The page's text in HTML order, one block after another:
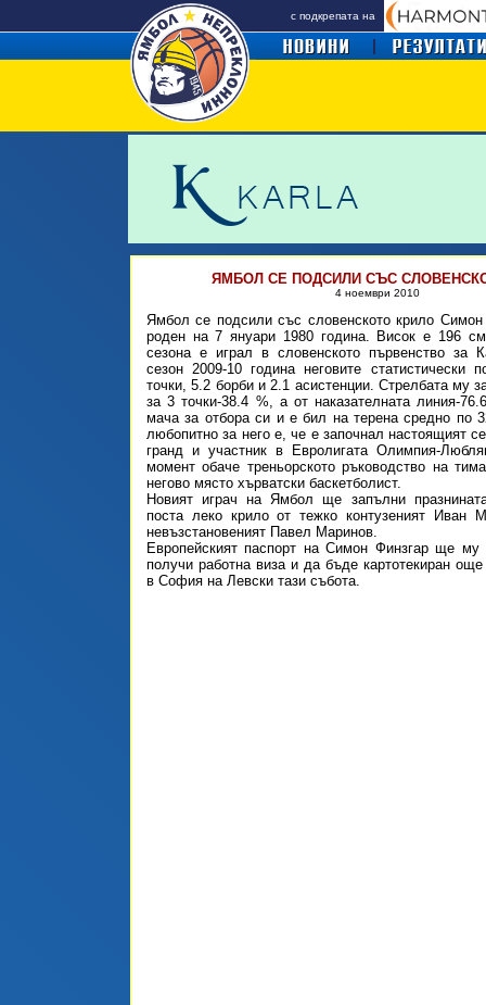
с подкрепата на
ЯМБОЛ СЕ ПОДСИЛИ СЪС
4 ноември 2010
Ямбол се подсили със словенското крило
роден на 7 януари 1980 година. Висок е 196
сезона е играл в словенското първенство за
сезон 2009-10 година неговите статистически
точки, 5.2 борби и 2.1 асистенции. Стрелбата му
за 3 точки-38.4 %, а от наказателната линия-
мача за отбора си и е бил на терена средно по
любопитно за него е, че е започнал настоящият
гранд и участник в Евролигата Олимпия-
момент обаче треньорското ръководство на
негово място хърватски баскетболист.
Новият играч на Ямбол ще запълни
поста леко крило от тежко контузеният Иван
невъзстановеният Павел Маринов.
Европейският паспорт на Симон Финзгар ще му
получи работна виза и да бъде картотекиран още
в София на Левски тази събота.